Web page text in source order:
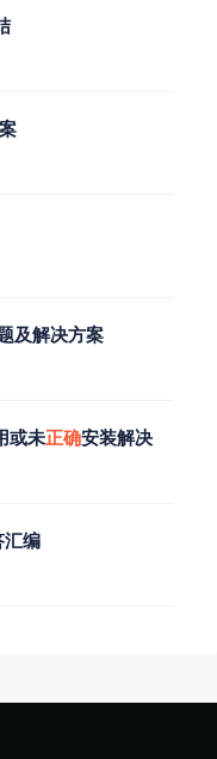
及解决方案
或未正确安装解决
编